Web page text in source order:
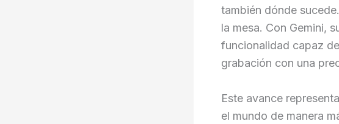
también dónde
la mesa. Con Gemini,
funcionalidad capaz
grabación con una
Este avance
el mundo de manera